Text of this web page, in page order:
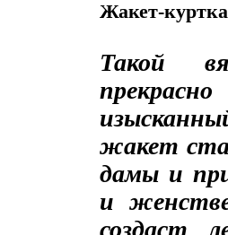
Жакет-
Такой
жакет
дамы и
и